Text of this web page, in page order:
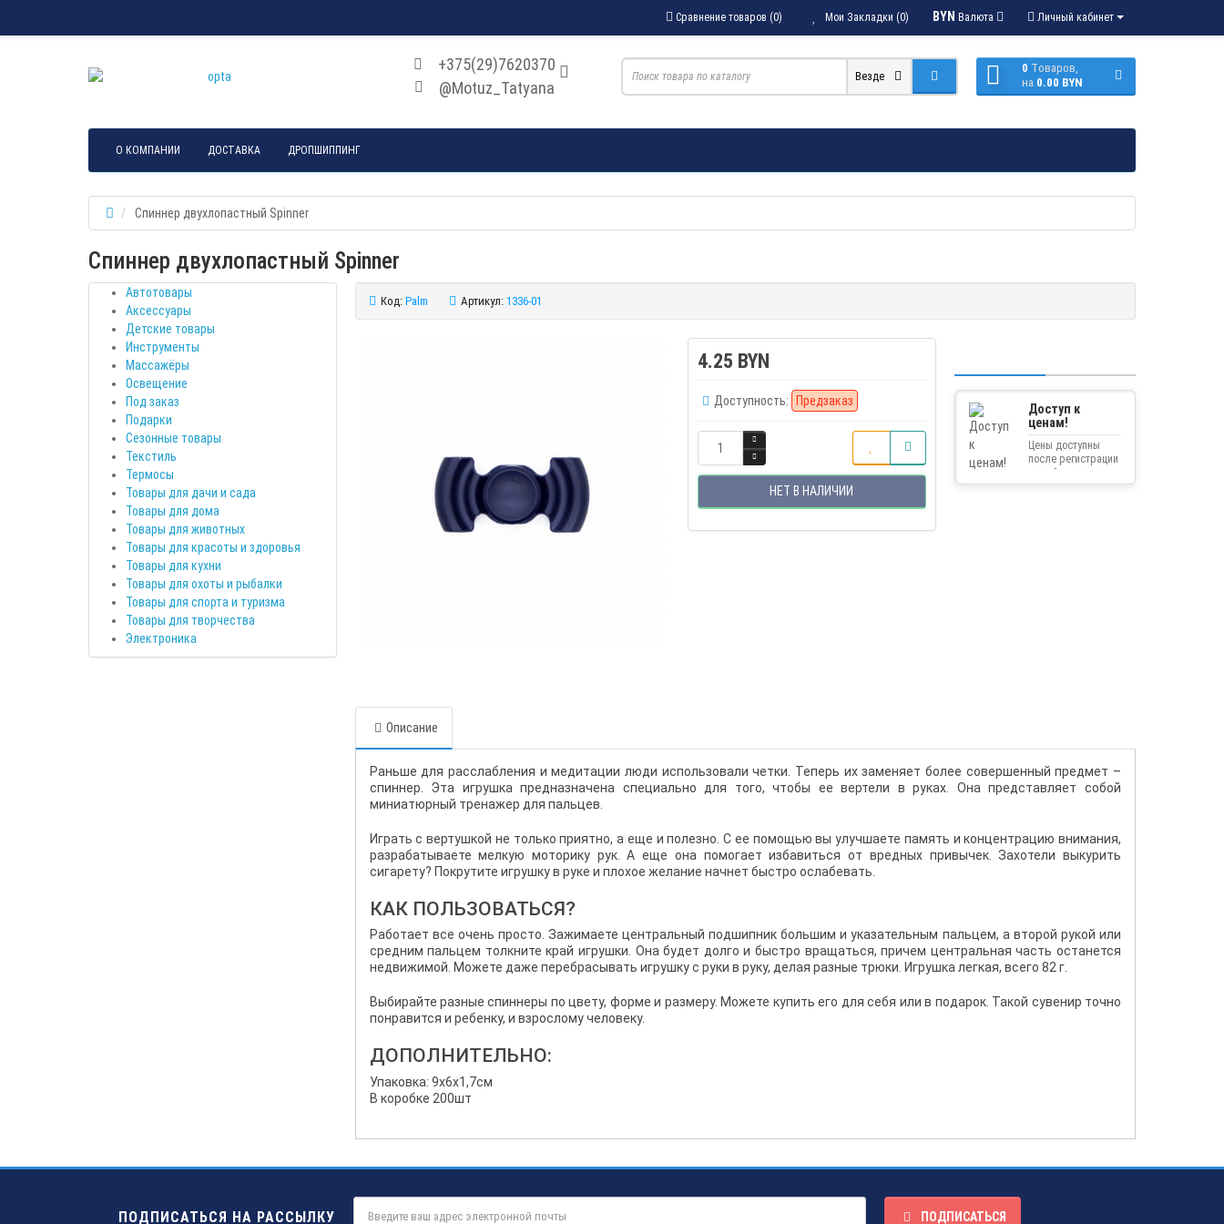
Личный кабинет
BYN Валюта
Мои Закладки (0)
Сравнение товаров (0)
+375(29)7620370
@Motuz_Tatyana
0 Tоваров,
на 0.00 BYN
Везде
О КОМПАНИИ ДОСТАВКА ДРОПШИППИНГ
Спиннер двухлопастный Spinner
Спиннер двухлопастный Spinner
Автотовары
Аксессуары
Детские товары
Инструменты
Массажёры
Освещение
Под заказ
Подарки
Сезонные товары
Текстиль
Термосы
Товары для дачи и сада
Товары для дома
Товары для животных
Товары для красоты и здоровья
Товары для кухни
Товары для охоты и рыбалки
Товары для спорта и туризма
Товары для творчества
Электроника
Код: Palm Артикул: 1336-01
4.25 BYN
Доступность: Предзаказ
НЕТ В НАЛИЧИИ
Доступ к
ценам!
Цены доступны
после регистрации
на сайте.
Описание
Раньше для расслабления и медитации люди использовали четки. Теперь их заменяет более совершенный предмет –
спиннер. Эта игрушка предназначена специально для того, чтобы ее вертели в руках. Она представляет собой
миниатюрный тренажер для пальцев.
Играть с вертушкой не только приятно, а еще и полезно. С ее помощью вы улучшаете память и концентрацию внимания,
разрабатываете мелкую моторику рук. А еще она помогает избавиться от вредных привычек. Захотели выкурить
сигарету? Покрутите игрушку в руке и плохое желание начнет быстро ослабевать.
КАК ПОЛЬЗОВАТЬСЯ?
Работает все очень просто. Зажимаете центральный подшипник большим и указательным пальцем, а второй рукой или
средним пальцем толкните край игрушки. Она будет долго и быстро вращаться, причем центральная часть останется
недвижимой. Можете даже перебрасывать игрушку с руки в руку, делая разные трюки. Игрушка легкая, всего 82 г.
Выбирайте разные спиннеры по цвету, форме и размеру. Можете купить его для себя или в подарок. Такой сувенир точно
понравится и ребенку, и взрослому человеку.
ДОПОЛНИТЕЛЬНО:
Упаковка: 9х6х1,7см
В коробке 200шт
ПОДПИСАТЬСЯ НА РАССЫЛКУ ПОДПИСАТЬСЯ